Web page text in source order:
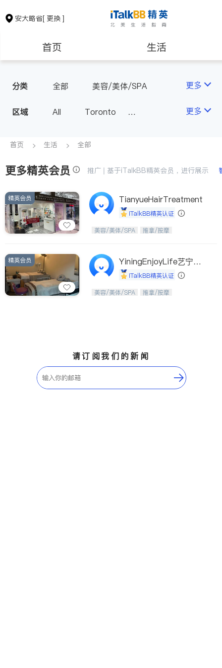
安大略省[ 更换 ]
首页 生活
保险理财
银行贷款
建筑装修
分类 全部 美容/美体/SPA 更多
区域 All
Toronto
Scarborough
North York
Thornhill
Brampton
Kitchener
Newmarket
Etobicoke
Stouffville
Maple
Waterloo
Guelph
Burlington
Ajax
Port Perry
King
ON - Other Cities
更多
首页 生活 全部
更多精英会员 推广 | 基于iTalkBB精英会员，进行展示
精英会员 TianyueHairTreatment
iTalkBB精英认证
美，从头开始；松弛，从艺美开始。
美容/美体/SPA 推拿/按摩
精英会员
YiningEnjoyLife艺宁生
活馆iTalkBB精英认证
从头开始，焕醒生活之美。
美容/美体/SPA 推拿/按摩
请订阅我们的新闻